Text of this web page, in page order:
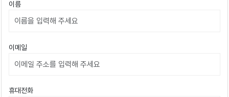
이름
이메일
휴대전화